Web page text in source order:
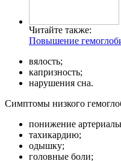
Читайте также:
Повышение
вялость;
капризность;
нарушения сна.
Симптомы низкого
понижение
тахикардию;
одышку;
головные боли;